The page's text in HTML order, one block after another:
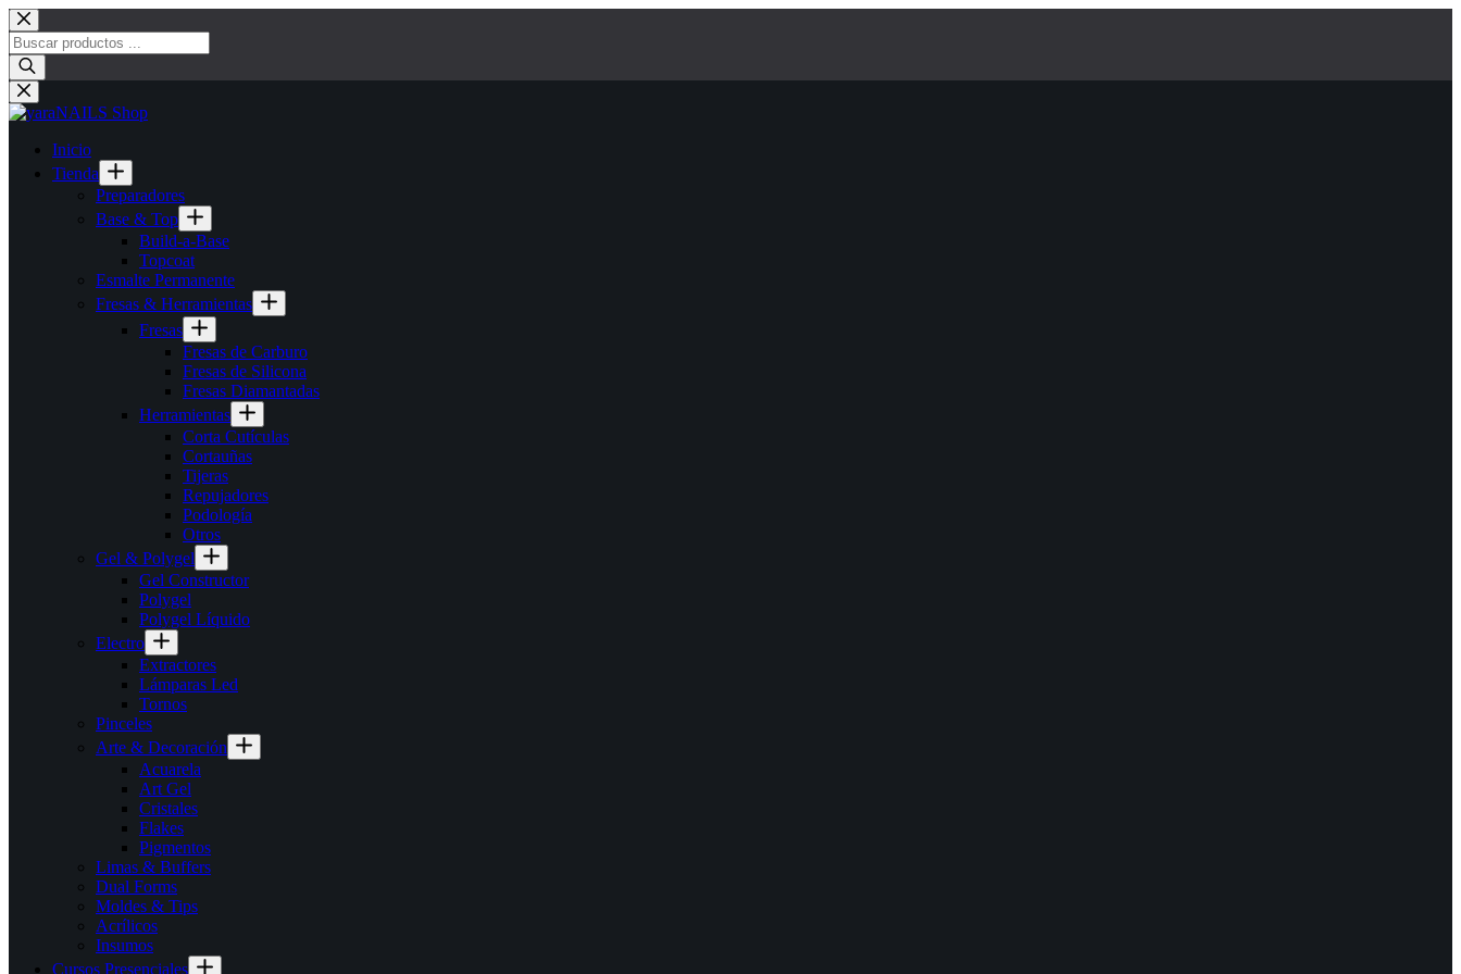
Saltar
al
contenido
Búsqueda
de
productos
Inicio
Tienda
Preparadores
Base & Top
Build-a-Base
Topcoat
Esmalte Permanente
Fresas & Herramientas
Fresas
Fresas de Carburo
Fresas de Silicona
Fresas Diamantadas
Herramientas
Corta Cutículas
Cortauñas
Tijeras
Repujadores
Podología
Otros
Gel & Polygel
Gel Constructor
Polygel
Polygel Líquido
Electro
Extractores
Lámparas Led
Tornos
Pinceles
Arte & Decoración
Acuarela
Art Gel
Cristales
Flakes
Pigmentos
Limas & Buffers
Dual Forms
Moldes & Tips
Acrílicos
Insumos
Cursos Presenciales